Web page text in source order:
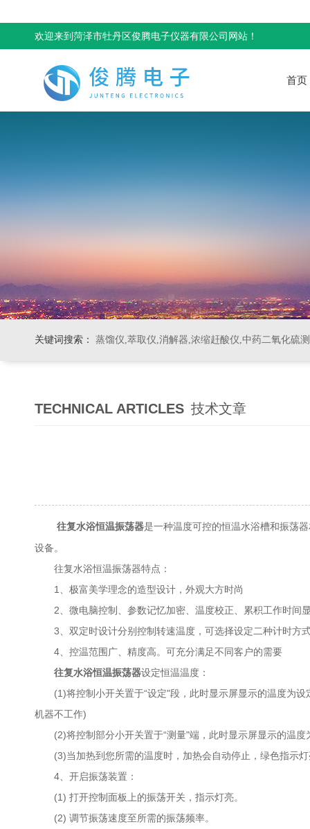
欢迎来到菏泽市牡丹区俊腾电子仪器有限公司网站！
首页
关键词搜索： 蒸馏仪,萃取仪,消解器,浓缩赶酸仪,中药二氧化硫
TECHNICAL ARTICLES 技术文章
往复水浴恒温振荡器是一种温度可控的恒温水浴槽和振荡
设备。
往复水浴恒温振荡器特点：
1、极富美学理念的造型设计，外观大方时尚
2、微电脑控制、参数记忆加密、温度校正、累积工作时间
3、双定时设计分别控制转速温度，可选择设定二种计时方
4、控温范围广、精度高。可充分满足不同客户的需要
往复水浴恒温振荡器设定恒温温度：
(1)将控制小开关置于“设定"段，此时显示屏显示的温度为设
机器不工作)
(2)将控制部分小开关置于“测量"端，此时显示屏显示的温度
(3)当加热到您所需的温度时，加热会自动停止，绿色指示灯
4、开启振荡装置：
(1) 打开控制面板上的振荡开关，指示灯亮。
(2) 调节振荡速度至所需的振荡频率。